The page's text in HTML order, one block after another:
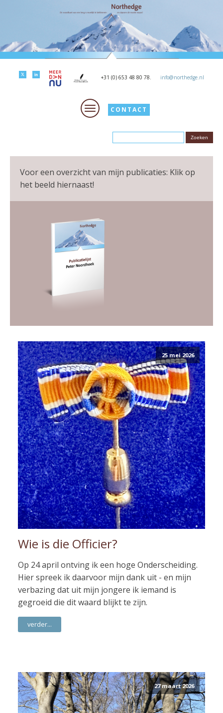
+31 (0) 653 48 80 78. info@northedge.nl
CONTACT
Voor een overzicht van mijn publicaties: Klik op
het beeld hiernaast!
25 mei 2026
Wie is die Officier?
Op 24 april ontving ik een hoge Onderscheiding.
Hier spreek ik daarvoor mijn dank uit - en mijn
verbazing dat uit mijn jongere ik iemand is
gegroeid die dit waard blijkt te zijn.
verder...
27 maart 2026